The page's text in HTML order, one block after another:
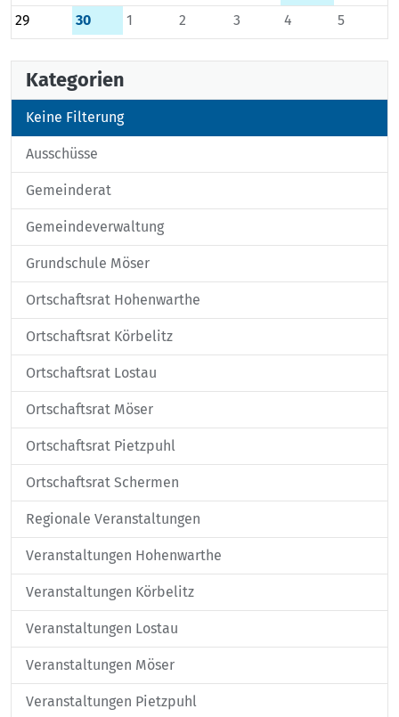
29
30 1 2 3 4 5
Kategorien
Keine Filterung
Ausschüsse
Gemeinderat
Gemeindeverwaltung
Grundschule Möser
Ortschaftsrat Hohenwarthe
Ortschaftsrat Körbelitz
Ortschaftsrat Lostau
Ortschaftsrat Möser
Ortschaftsrat Pietzpuhl
Ortschaftsrat Schermen
Regionale Veranstaltungen
Veranstaltungen Hohenwarthe
Veranstaltungen Körbelitz
Veranstaltungen Lostau
Veranstaltungen Möser
Veranstaltungen Pietzpuhl